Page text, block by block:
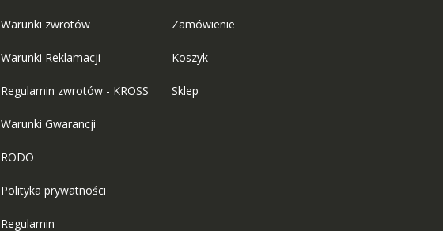
Warunki zwrotów
Warunki Reklamacji
Regulamin zwrotów - KROSS
Warunki Gwarancji
RODO
Polityka prywatności
Regulamin
Zamówienie
Koszyk
Sklep